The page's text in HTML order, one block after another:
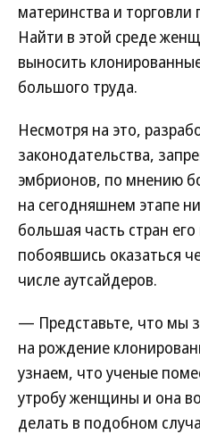
материнства и
Найти в этой среде
выносить
большого труда.
Несмотря на это,
законодательства,
эмбрионов, по мнению
на сегодняшнем этапе
большая часть стран
побоявшись оказаться
числе аутсайдеров.
— Представьте, что мы
на рождение
узнаем, что ученые
утробу женщины и она
делать в подобном